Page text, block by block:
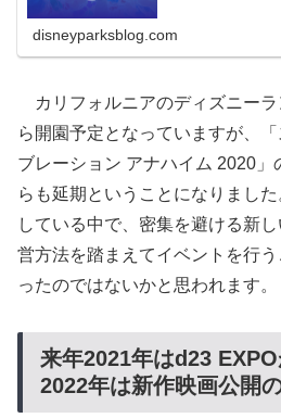
disneyparksblog.com
カリフォルニアのディズニー
ら開園予定となっていますが、
ブレーション アナハイム 2020」
らも延期ということになりまし
している中で、密集を避ける新
営方法を踏まえてイベントを行
ったのではないかと思われます。
来年2021年はd23 EXPO
2022年は新作映画公開